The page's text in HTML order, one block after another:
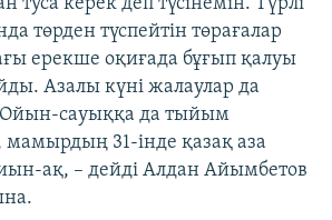
төрден түспейтін төрағалар
ерекше оқиғада бұғып қалуы
Азалы күні жалаулар да
Ойын-сауыққа да тыйым
31-інде қазақ аза
ақ, – дейді Алдан Айымбетов